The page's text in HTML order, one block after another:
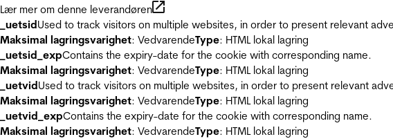
Lær mer om denne leverandøren
_uetsidUsed to track visitors on multiple websites, in order to present relevant
Maksimal lagringsvarighet: VedvarendeType: HTML lokal lagring
_uetsid_expContains the expiry-date for the cookie with corresponding name.
Maksimal lagringsvarighet: VedvarendeType: HTML lokal lagring
_uetvidUsed to track visitors on multiple websites, in order to present relevant
Maksimal lagringsvarighet: VedvarendeType: HTML lokal lagring
_uetvid_expContains the expiry-date for the cookie with corresponding name.
Maksimal lagringsvarighet: VedvarendeType: HTML lokal lagring